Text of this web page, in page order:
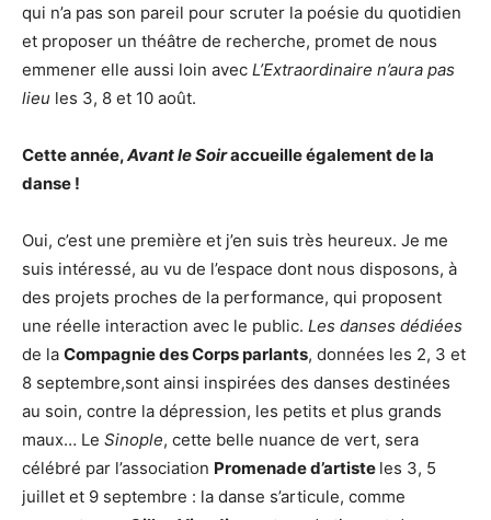
qui n’a pas son pareil pour scruter la poésie du quotidien
et proposer un théâtre de recherche, promet de nous
emmener elle aussi loin avec L’Extraordinaire n’aura pas
lieu les 3, 8 et 10 août.
Cette année,Avant le Soiraccueille également de la
danse !
Oui, c’est une première et j’en suis très heureux. Je me
suis intéressé, au vu de l’espace dont nous disposons, à
des projets proches de la performance, qui proposent
une réelle interaction avec le public. Les danses dédiées
de la Compagnie des Corps parlants, données les 2, 3 et
8 septembre,sont ainsi inspirées des danses destinées
au soin, contre la dépression, les petits et plus grands
maux… Le Sinople, cette belle nuance de vert, sera
célébré par l’association Promenade d’artiste les 3, 5
juillet et 9 septembre : la danse s’articule, comme